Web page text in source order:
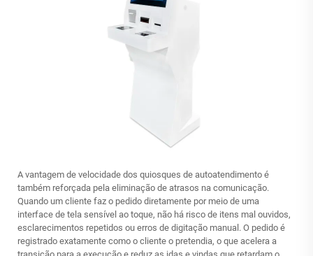
A vantagem de velocidade dos quiosques de autoatendimento é
também reforçada pela eliminação de atrasos na comunicação.
Quando um cliente faz o pedido diretamente por meio de uma
interface de tela sensível ao toque, não há risco de itens mal ouvidos,
esclarecimentos repetidos ou erros de digitação manual. O pedido é
registrado exatamente como o cliente o pretendia, o que acelera a